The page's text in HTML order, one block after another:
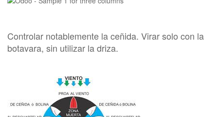
Controlar notablemente la ceñida. Virar solo con la
botavara, sin utilizar la driza.